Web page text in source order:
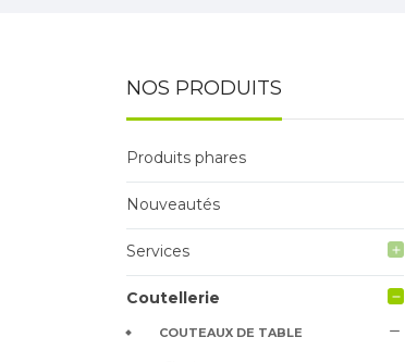
NOS PRODUITS
Produits phares
Nouveautés
Services add
Coutellerie remove
COUTEAUX DE TABLE remove